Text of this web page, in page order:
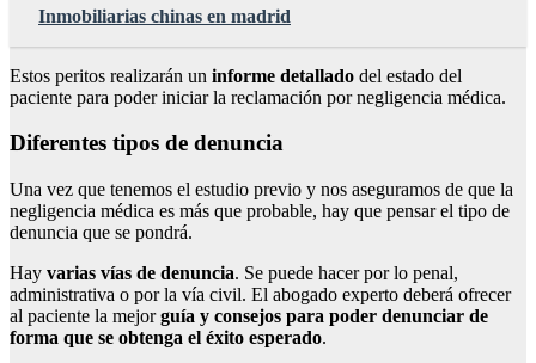
Inmobiliarias chinas en madrid
Estos peritos realizarán un informe detallado del estado del
paciente para poder iniciar la reclamación por negligencia médica.
Diferentes tipos de denuncia
Una vez que tenemos el estudio previo y nos aseguramos de que la
negligencia médica es más que probable, hay que pensar el tipo de
denuncia que se pondrá.
Hay varias vías de denuncia. Se puede hacer por lo penal,
administrativa o por la vía civil. El abogado experto deberá ofrecer
al paciente la mejorguía y consejos para poder denunciar de
forma que se obtenga el éxito esperado.